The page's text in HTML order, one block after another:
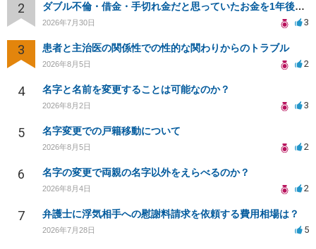
2 ダブル不倫・借金・手切れ金だと思っていたお金を1年後いまさら脅迫罪として通知書が来てまとめて請求
2026年7月30日 3
3 患者と主治医の関係性での性的な関わりからのトラブル
2026年8月5日 2
4 名字と名前を変更することは可能なのか？
2026年8月2日 3
5 名字変更での戸籍移動について
2026年8月5日 2
6 名字の変更で両親の名字以外をえらべるのか？
2026年8月4日 2
7 弁護士に浮気相手への慰謝料請求を依頼する費用相場は？
2026年7月28日 5